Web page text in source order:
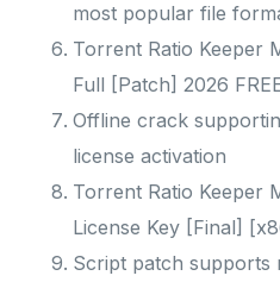
most popular file
Torrent Ratio Keeper
Full [Patch] 2026
Offline crack
license activation
Torrent Ratio Keeper
License Key [Final]
Script patch supports